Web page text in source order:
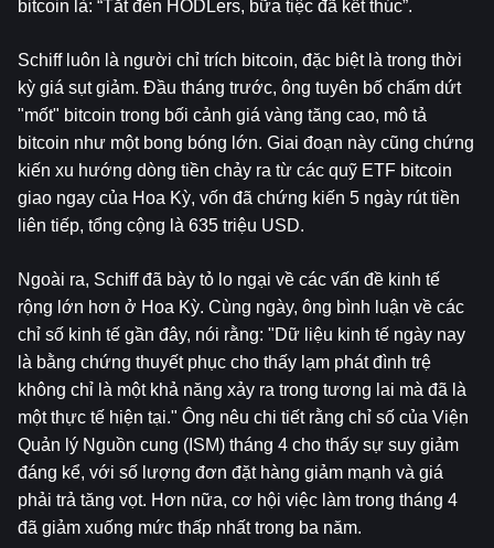
bitcoin là: “Tắt đèn HODLers, bữa tiệc đã kết thúc”.
Schiff luôn là người chỉ trích bitcoin, đặc biệt là trong thời
kỳ giá sụt giảm. Đầu tháng trước, ông tuyên bố chấm dứt
"mốt" bitcoin trong bối cảnh giá vàng tăng cao, mô tả
bitcoin như một bong bóng lớn. Giai đoạn này cũng chứng
kiến ​​xu hướng dòng tiền chảy ra từ các quỹ ETF bitcoin
giao ngay của Hoa Kỳ, vốn đã chứng kiến ​​5 ngày rút tiền
liên tiếp, tổng cộng là 635 triệu USD.
Ngoài ra, Schiff đã bày tỏ lo ngại về các vấn đề kinh tế
rộng lớn hơn ở Hoa Kỳ. Cùng ngày, ông bình luận về các
chỉ số kinh tế gần đây, nói rằng: "Dữ liệu kinh tế ngày nay
là bằng chứng thuyết phục cho thấy lạm phát đình trệ
không chỉ là một khả năng xảy ra trong tương lai mà đã là
một thực tế hiện tại." Ông nêu chi tiết rằng chỉ số của Viện
Quản lý Nguồn cung (ISM) tháng 4 cho thấy sự suy giảm
đáng kể, với số lượng đơn đặt hàng giảm mạnh và giá
phải trả tăng vọt. Hơn nữa, cơ hội việc làm trong tháng 4
đã giảm xuống mức thấp nhất trong ba năm.